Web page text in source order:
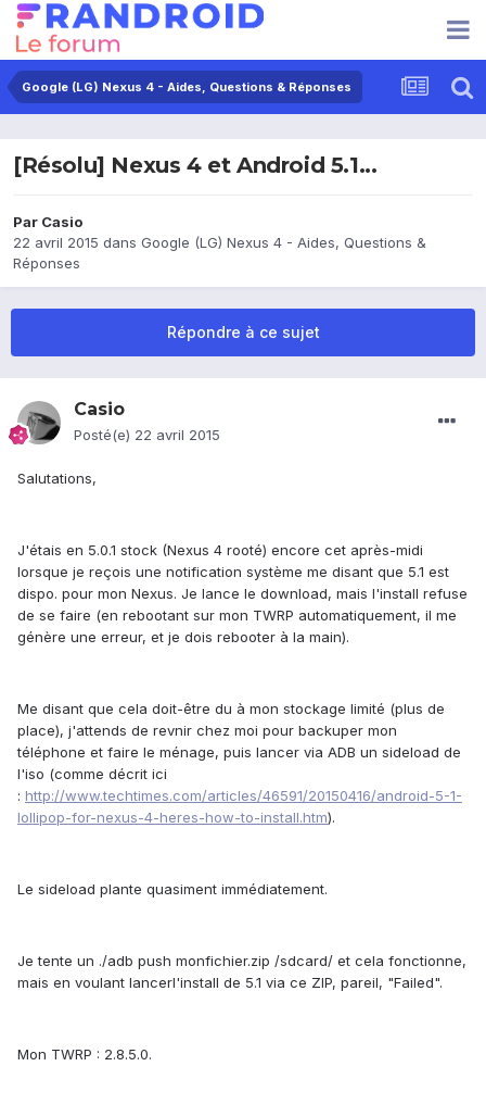
Google (LG) Nexus 4 - Aides, Questions & Réponses
[Résolu] Nexus 4 et Android 5.1...
Par Casio
22 avril 2015 dans Google (LG) Nexus 4 - Aides, Questions &
Réponses
Répondre à ce sujet
Casio
Posté(e) 22 avril 2015
Salutations,
J'étais en 5.0.1 stock (Nexus 4 rooté) encore cet après-midi
lorsque je reçois une notification système me disant que 5.1 est
dispo. pour mon Nexus. Je lance le download, mais l'install refuse
de se faire (en rebootant sur mon TWRP automatiquement, il me
génère une erreur, et je dois rebooter à la main).
Me disant que cela doit-être du à mon stockage limité (plus de
place), j'attends de revnir chez moi pour backuper mon
téléphone et faire le ménage, puis lancer via ADB un sideload de
l'iso (comme décrit ici
: http://www.techtimes.com/articles/46591/20150416/android-5-1-
lollipop-for-nexus-4-heres-how-to-install.htm).
Le sideload plante quasiment immédiatement.
Je tente un ./adb push monfichier.zip /sdcard/ et cela fonctionne,
mais en voulant lancerl'install de 5.1 via ce ZIP, pareil, "Failed".
Mon TWRP : 2.8.5.0.